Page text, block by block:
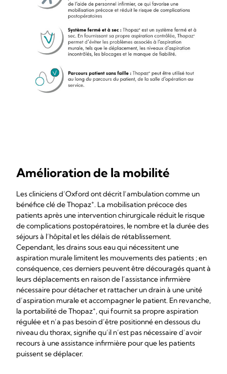
Amélioration de la mobilité
Les cliniciens d’Oxford ont décrit l’ambulation comme un
bénéfice clé de Thopaz+. La mobilisation précoce des
patients après une intervention chirurgicale réduit le risque
de complications postopératoires, le nombre et la durée des
séjours à l’hôpital et les délais de rétablissement.
Cependant, les drains sous eau qui nécessitent une
aspiration murale limitent les mouvements des patients ; en
conséquence, ces derniers peuvent être découragés quant à
leurs déplacements en raison de l’assistance infirmière
nécessaire pour détacher et rattacher un drain à une unité
d’aspiration murale et accompagner le patient. En revanche,
la portabilité de Thopaz+, qui fournit sa propre aspiration
régulée et n’a pas besoin d’être positionné en dessous du
niveau du thorax, signifie qu’il n’est pas nécessaire d’avoir
recours à une assistance infirmière pour que les patients
puissent se déplacer.